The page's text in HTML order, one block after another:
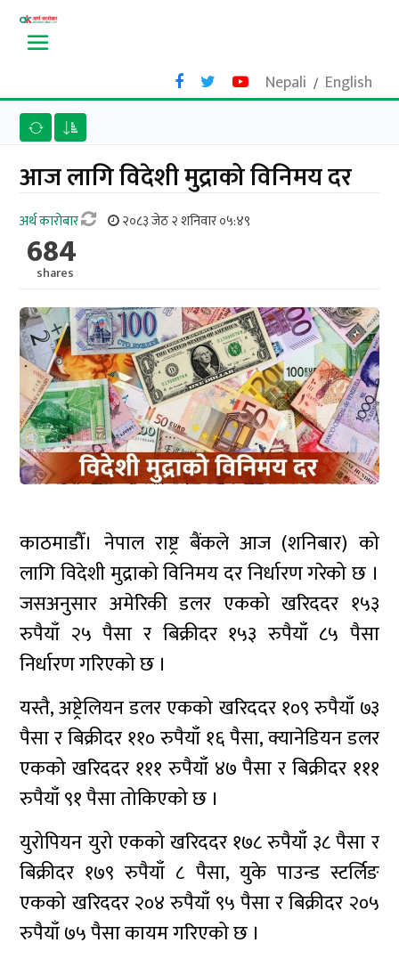
Nepali / English
आज लागि विदेशी मुद्राको विनिमय दर
अर्थ काराेबार २०८३ जेठ २ शनिवार ०५:४९
684
shares
काठमाडौँ। नेपाल राष्ट्र बैंकले आज (शनिबार) को
लागि विदेशी मुद्राको विनिमय दर निर्धारण गरेको छ ।
जसअनुसार अमेरिकी डलर एकको खरिददर १५३
रुपैयाँ २५ पैसा र बिक्रीदर १५३ रुपैयाँ ८५ पैसा
निर्धारण गरिएको छ ।
यस्तै, अष्ट्रेलियन डलर एकको खरिददर १०९ रुपैयाँ ७३
पैसा र बिक्रीदर ११० रुपैयाँ १६ पैसा, क्यानेडियन डलर
एकको खरिददर १११ रुपैयाँ ४७ पैसा र बिक्रीदर १११
रुपैयाँ ९१ पैसा तोकिएको छ ।
युरोपियन युरो एकको खरिददर १७८ रुपैयाँ ३८ पैसा र
बिक्रीदर १७९ रुपैयाँ ८ पैसा, युके पाउन्ड स्टर्लिङ
एकको खरिददर २०४ रुपैयाँ ९५ पैसा र बिक्रीदर २०५
रुपैयाँ ७५ पैसा कायम गरिएको छ ।